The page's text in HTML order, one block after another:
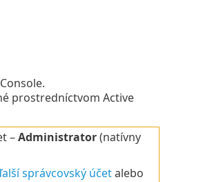
prostredníctvom Active
–Administrator(natívny
správcovský účetalebo